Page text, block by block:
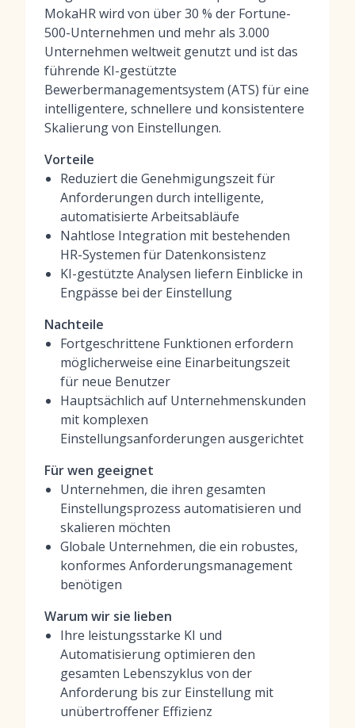
MokaHR wird von über 30 % der Fortune-
500-Unternehmen und mehr als 3.000
Unternehmen weltweit genutzt und ist das
führende KI-gestützte
Bewerbermanagementsystem (ATS) für eine
intelligentere, schnellere und konsistentere
Skalierung von Einstellungen.
Vorteile
Reduziert die Genehmigungszeit für
Anforderungen durch intelligente,
automatisierte Arbeitsabläufe
Nahtlose Integration mit bestehenden
HR-Systemen für Datenkonsistenz
KI-gestützte Analysen liefern Einblicke in
Engpässe bei der Einstellung
Nachteile
Fortgeschrittene Funktionen erfordern
möglicherweise eine Einarbeitungszeit
für neue Benutzer
Hauptsächlich auf Unternehmenskunden
mit komplexen
Einstellungsanforderungen ausgerichtet
Für wen geeignet
Unternehmen, die ihren gesamten
Einstellungsprozess automatisieren und
skalieren möchten
Globale Unternehmen, die ein robustes,
konformes Anforderungsmanagement
benötigen
Warum wir sie lieben
Ihre leistungsstarke KI und
Automatisierung optimieren den
gesamten Lebenszyklus von der
Anforderung bis zur Einstellung mit
unübertroffener Effizienz